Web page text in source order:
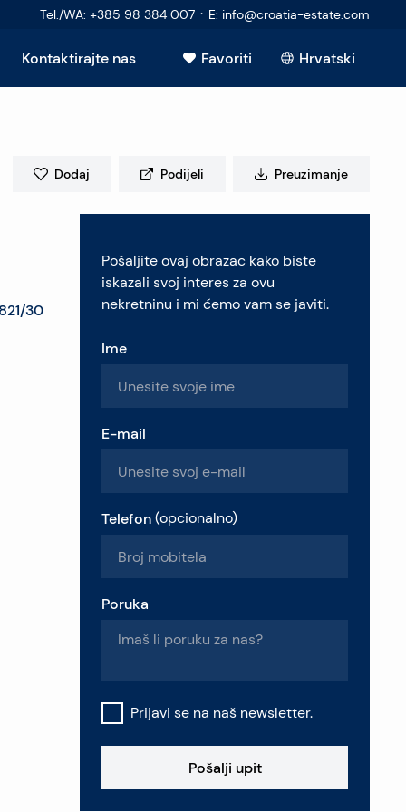
Tel./WA: +385 98 384 007 · E: info@croatia-estate.com
Kontaktirajte nas Favoriti Hrvatski
Vidi sve
30
Dodaj Podijeli Preuzimanje
Pošaljite ovaj obrazac kako biste
iskazali svoj interes za ovu
nekretninu i mi ćemo vam se javiti.
Ime
E-mail
Telefon (opcionalno)
Poruka
Prijavi se na naš newsletter.
Pošalji upit